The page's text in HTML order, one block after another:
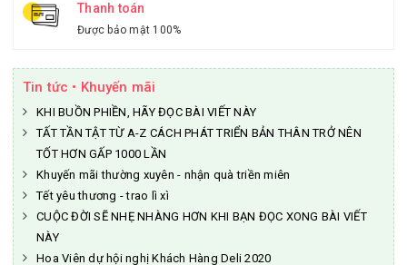
Thanh toán
Được bảo mật 100%
Tin tức • Khuyến mãi
KHI BUỒN PHIỀN, HÃY ĐỌC BÀI VIẾT NÀY
TẤT TẦN TẬT TỪ A-Z CÁCH PHÁT TRIỂN BẢN THÂN TRỞ NÊN
TỐT HƠN GẤP 1000 LẦN
Khuyến mãi thường xuyên - nhận quà triền miên
Tết yêu thương - trao lì xì
CUỘC ĐỜI SẼ NHẸ NHÀNG HƠN KHI BẠN ĐỌC XONG BÀI VIẾT
NÀY
Hoa Viên dự hội nghị Khách Hàng Deli 2020